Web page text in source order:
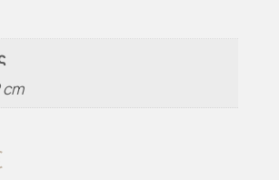
cm